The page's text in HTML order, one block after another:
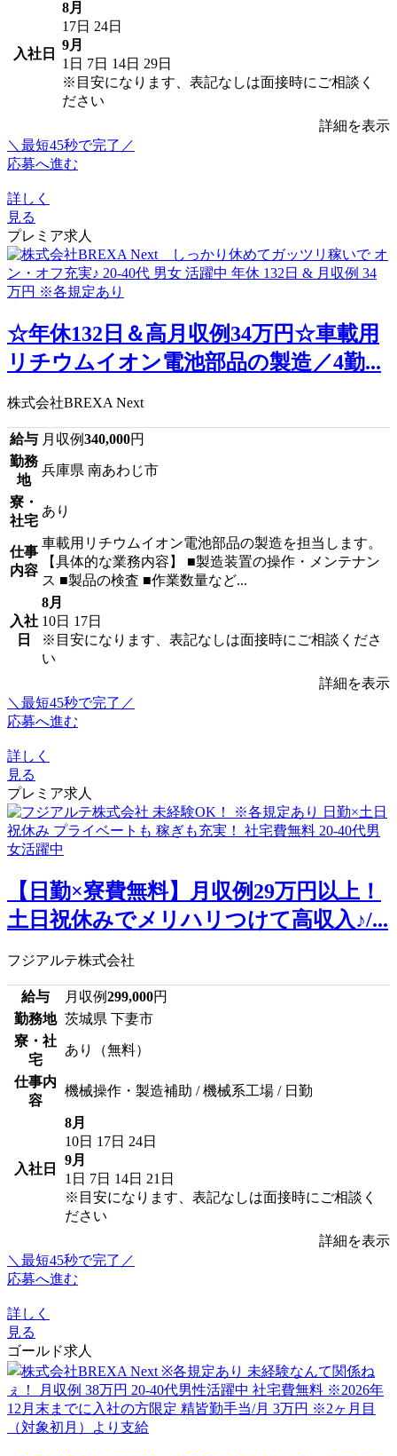
入社日
8月
17日 24日
9月
1日 7日 14日 29日
※目安になります、表記なしは面接時にご相談く
ださい
詳細を表示
＼最短45秒で完了／
応募へ進む
詳しく
見る
プレミア求人
☆年休132日＆高月収例34万円☆車載用
リチウムイオン電池部品の製造／4勤...
株式会社BREXA Next
給与 月収例340,000円
勤務
地
兵庫県 南あわじ市
寮・
社宅
あり
仕事
内容
車載用リチウムイオン電池部品の製造を担当します。
【具体的な業務内容】 ■製造装置の操作・メンテナン
ス ■製品の検査 ■作業数量など...
入社
日
8月
10日 17日
※目安になります、表記なしは面接時にご相談くださ
い
詳細を表示
＼最短45秒で完了／
応募へ進む
詳しく
見る
プレミア求人
【日勤×寮費無料】月収例29万円以上！
土日祝休みでメリハリつけて高収入♪/...
フジアルテ株式会社
給与 月収例299,000円
勤務地 茨城県 下妻市
寮・社
宅
あり（無料）
仕事内
容
機械操作・製造補助 / 機械系工場 / 日勤
入社日
8月
10日 17日 24日
9月
1日 7日 14日 21日
※目安になります、表記なしは面接時にご相談く
ださい
詳細を表示
＼最短45秒で完了／
応募へ進む
詳しく
見る
ゴールド求人